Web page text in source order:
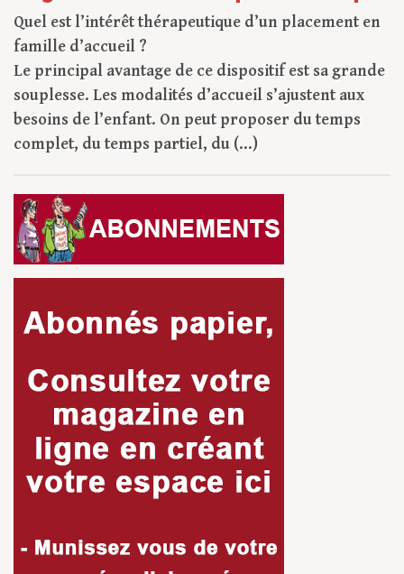
Quel est l’intérêt thérapeutique d’un placement en
famille d’accueil ?
Le principal avantage de ce dispositif est sa grande
souplesse. Les modalités d’accueil s’ajustent aux
besoins de l’enfant. On peut proposer du temps
complet, du temps partiel, du (...)